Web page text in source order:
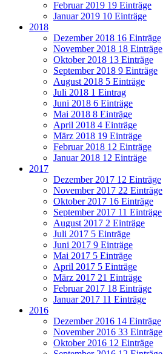
Februar 2019 19 Einträge
Januar 2019 10 Einträge
2018
Dezember 2018 16 Einträge
November 2018 18 Einträge
Oktober 2018 13 Einträge
September 2018 9 Einträge
August 2018 5 Einträge
Juli 2018 1 Eintrag
Juni 2018 6 Einträge
Mai 2018 8 Einträge
April 2018 4 Einträge
März 2018 19 Einträge
Februar 2018 12 Einträge
Januar 2018 12 Einträge
2017
Dezember 2017 12 Einträge
November 2017 22 Einträge
Oktober 2017 16 Einträge
September 2017 11 Einträge
August 2017 2 Einträge
Juli 2017 5 Einträge
Juni 2017 9 Einträge
Mai 2017 5 Einträge
April 2017 5 Einträge
März 2017 21 Einträge
Februar 2017 18 Einträge
Januar 2017 11 Einträge
2016
Dezember 2016 14 Einträge
November 2016 33 Einträge
Oktober 2016 12 Einträge